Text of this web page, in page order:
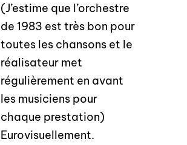
(J’estime que l’orchestre
de 1983 est très bon pour
toutes les chansons et le
réalisateur met
régulièrement en avant
les musiciens pour
chaque prestation)
Eurovisuellement.